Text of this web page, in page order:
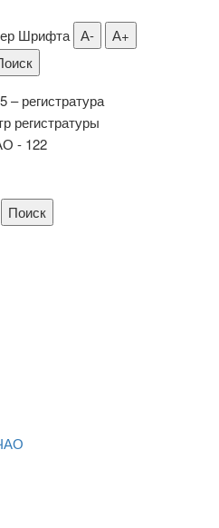
Шрифта А- А+
– регистратура
регистратуры
- 122